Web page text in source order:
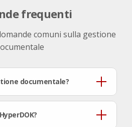
frequenti
comuni sulla gestione
documentale?